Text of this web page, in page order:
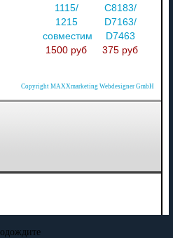
1115/
1215
совместимый
1500 руб
C8183/
D7163/
D7463
375 руб
Copyright MAXXmarketing Webdesigner GmbH